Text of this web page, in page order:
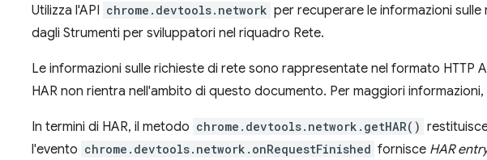
Utilizza l'API chrome.devtools.network per recuperare le informazioni
dagli Strumenti per sviluppatori nel riquadro Rete.
Le informazioni sulle richieste di rete sono rappresentate nel formato HTTP
HAR non rientra nell'ambito di questo documento. Per maggiori
In termini di HAR, il metodo chrome.devtools.network.getHAR()
l'evento chrome.devtools.network.onRequestFinished fornisce HAR